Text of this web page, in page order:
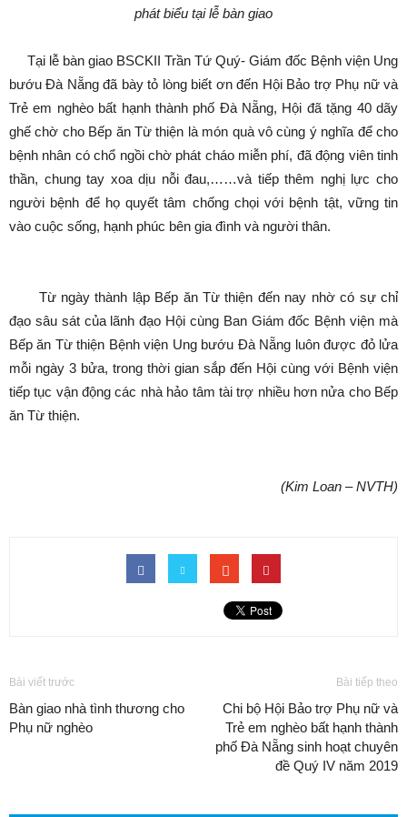
phát biểu tại lễ bàn giao
Tại lễ bàn giao BSCKII Trần Tứ Quý- Giám đốc Bệnh viện Ung
bướu Đà Nẵng đã bày tỏ lòng biết ơn đến Hội Bảo trợ Phụ nữ và
Trẻ em nghèo bất hạnh thành phố Đà Nẵng, Hội đã tặng 40 dãy
ghế chờ cho Bếp ăn Từ thiện là món quà vô cùng ý nghĩa để cho
bệnh nhân có chổ ngồi chờ phát cháo miễn phí, đã động viên tinh
thần, chung tay xoa dịu nỗi đau,……và tiếp thêm nghị lực cho
người bệnh để họ quyết tâm chống chọi với bệnh tật, vững tin
vào cuộc sống, hạnh phúc bên gia đình và người thân.
Từ ngày thành lập Bếp ăn Từ thiện đến nay nhờ có sự chỉ
đạo sâu sát của lãnh đạo Hội cùng Ban Giám đốc Bệnh viện mà
Bếp ăn Từ thiện Bệnh viện Ung bướu Đà Nẵng luôn được đỏ lửa
mỗi ngày 3 bửa, trong thời gian sắp đến Hội cùng với Bệnh viện
tiếp tục vận động các nhà hảo tâm tài trợ nhiều hơn nửa cho Bếp
ăn Từ thiện.
(Kim Loan – NVTH)
Bài viết trước
Bàn giao nhà tình thương cho
Phụ nữ nghèo
Bài tiếp theo
Chi bộ Hội Bảo trợ Phụ nữ và
Trẻ em nghèo bất hạnh thành
phố Đà Nẵng sinh hoạt chuyên
đề Quý IV năm 2019